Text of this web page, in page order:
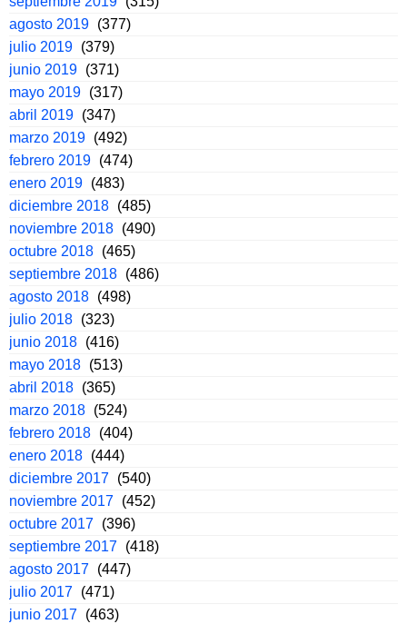
agosto 2019 (377)
julio 2019 (379)
junio 2019 (371)
mayo 2019 (317)
abril 2019 (347)
marzo 2019 (492)
febrero 2019 (474)
enero 2019 (483)
diciembre 2018 (485)
noviembre 2018 (490)
octubre 2018 (465)
septiembre 2018 (486)
agosto 2018 (498)
julio 2018 (323)
junio 2018 (416)
mayo 2018 (513)
abril 2018 (365)
marzo 2018 (524)
febrero 2018 (404)
enero 2018 (444)
diciembre 2017 (540)
noviembre 2017 (452)
octubre 2017 (396)
septiembre 2017 (418)
agosto 2017 (447)
julio 2017 (471)
junio 2017 (463)